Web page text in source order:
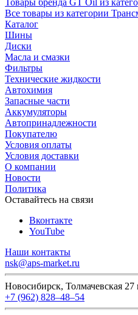
Товары бренда GT Oil из
Все товары из категории
Каталог
Шины
Диски
Масла и смазки
Фильтры
Технические жидкости
Автохимия
Запасные части
Аккумуляторы
Автопринадлежности
Покупателю
Условия оплаты
Условия доставки
О компании
Новости
Политика
Оставайтесь на связи
Вконтакте
YouTube
Наши контакты
nsk@aps-market.ru
Новосибирск, Толмачевская 27
+7 (962) 828‒48‒54